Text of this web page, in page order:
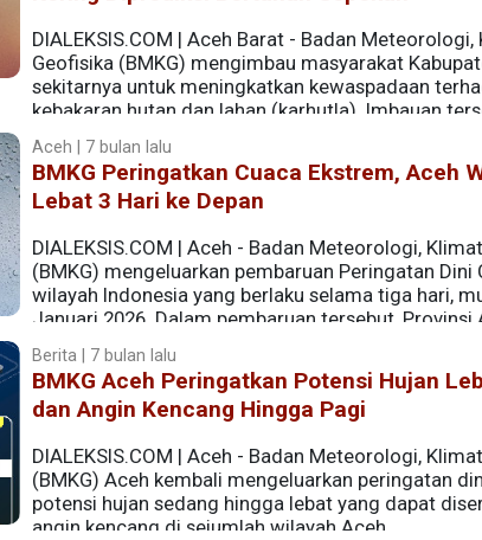
DIALEKSIS.COM | Aceh Barat - Badan
Geofisika (BMKG) mengimbau masyarakat
sekitarnya untuk meningkatkan kewaspadaan
kebakaran hutan dan lahan (karhutla). Imbauan
dengan curah hujan minim yang diperkirakan
Aceh | 7 bulan lalu
BMKG Peringatkan Cuaca Ekstrem, Aceh
Lebat 3 Hari ke Depan
DIALEKSIS.COM | Aceh - Badan Meteorologi,
(BMKG) mengeluarkan pembaruan Peringatan Dini
wilayah Indonesia yang berlaku selama tiga hari,
Januari 2026. Dalam pembaruan tersebut, Provinsi
ekstrem.
Berita | 7 bulan lalu
BMKG Aceh Peringatkan Potensi Hujan
dan Angin Kencang Hingga Pagi
DIALEKSIS.COM | Aceh - Badan Meteorologi,
(BMKG) Aceh kembali mengeluarkan peringatan
potensi hujan sedang hingga lebat yang dapat
angin kencang di sejumlah wilayah Aceh.